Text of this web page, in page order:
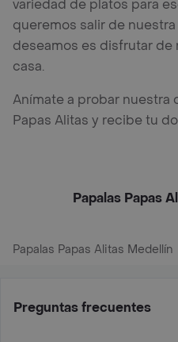
variedad de platos para
queremos salir de
deseamos es disfrutar de
casa.
Anímate a probar nuestra
Papas Alitas y recibe tu
Papalas Papas
Papalas Papas Alitas Medellín
Preguntas frecuentes